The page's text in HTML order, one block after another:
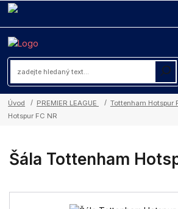
Úvod PREMIER LEAGUE Tottenham Hotspur
Hotspur FC NR
Šála Tottenham